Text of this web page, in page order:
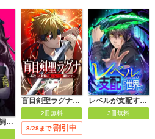
わたしの家族飼育日記【タテヨミ】
盲目剣聖ラグナ～転生した剣聖は視えなくても最強です～
2冊無料
8/28まで 割引中
レベルが支配する世界で
3冊無料